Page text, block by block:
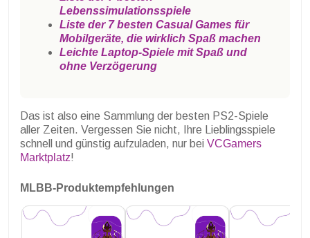
Lebenssimulationsspiele
Liste der 7 besten Casual Games für
Mobilgeräte, die wirklich Spaß machen
Leichte Laptop-Spiele mit Spaß und
ohne Verzögerung
Das ist also eine Sammlung der besten PS2-Spiele
aller Zeiten. Vergessen Sie nicht, Ihre Lieblingsspiele
schnell und günstig aufzuladen, nur bei VCGamers
Marktplatz!
MLBB-Produktempfehlungen